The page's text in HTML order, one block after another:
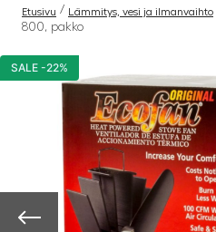
Etusivu / Lämmitys, vesi ja ilmanvaihto
800, pakko
SALE -22%